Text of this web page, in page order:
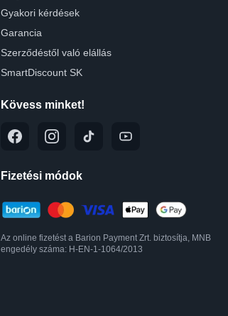
Gyakori kérdések
Garancia
Szerződéstől való elállás
SmartDiscount SK
Kövess minket!
Fizetési módok
Az online fizetést a Barion Payment Zrt. biztosítja, MNB
engedély száma: H-EN-1-1064/2013